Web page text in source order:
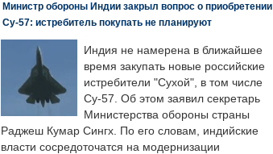
Министр обороны Индии закрыл вопрос о приобретении
Су-57: истребитель покупать не планируют
Индия не намерена в ближайшее
время закупать новые российские
истребители "Сухой", в том числе
Су-57. Об этом заявил секретарь
Министерства обороны страны
Раджеш Кумар Сингх. По его словам, индийские
власти сосредоточатся на модернизации